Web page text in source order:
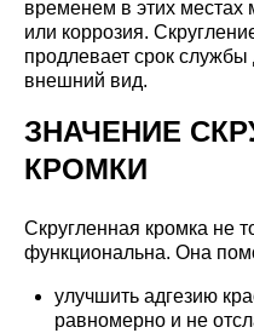
временем в этих местах
или коррозия.
продлевает срок
внешний вид.
ЗНАЧЕНИЕ
КРОМКИ
Скругленная кромка не
функциональна. Она
улучшить адгезию
равномерно и не